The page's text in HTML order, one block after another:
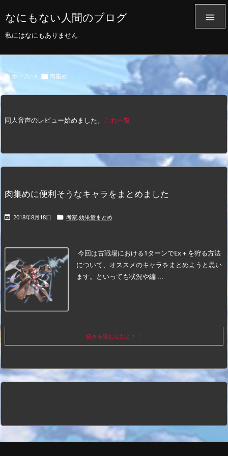
なにもない人間のブログ
私にはなにもありません

 ホーム > 肉集め
同人音声のレビュー始めました。 これ一覧
肉集めに便利そうなキャラをまとめました
 2018年8月18日  考察,効果量まとめ
今回は古戦場における1ターンでEx＋を狩る方法
について、オススメのキャラをまとめようと思い
ます。
といっても状況や編 ...
続きを読むんだよ！！